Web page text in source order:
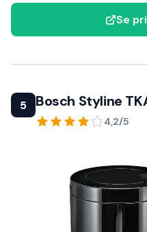
Se
5 Bosch Styline
4,2/5